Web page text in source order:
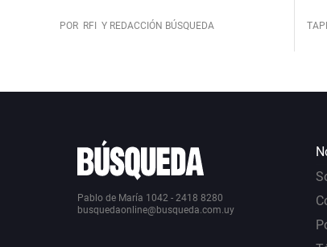
POR RFI Y REDACCIÓN BÚSQUEDA
Pablo de María 1042 - 2418 8280
busquedaonline@busqueda.com.uy